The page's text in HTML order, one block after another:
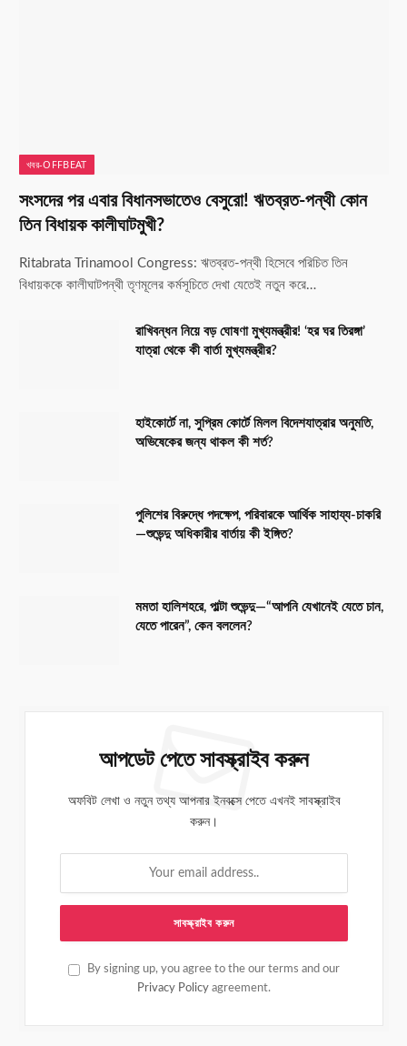
খবর-OFFBEAT
সংসদের পর এবার বিধানসভাতেও বেসুরো! ঋতব্রত-পন্থী কোন
তিন বিধায়ক কালীঘাটমুখী?
Ritabrata Trinamool Congress: ঋতব্রত-পন্থী হিসেবে পরিচিত তিন
বিধায়ককে কালীঘাটপন্থী তৃণমূলের কর্মসূচিতে দেখা যেতেই নতুন করে…
রাখিবন্ধন নিয়ে বড় ঘোষণা মুখ্যমন্ত্রীর! ‘হর ঘর তিরঙ্গা’
যাত্রা থেকে কী বার্তা মুখ্যমন্ত্রীর?
হাইকোর্টে না, সুপ্রিম কোর্টে মিলল বিদেশযাত্রার অনুমতি,
অভিষেকের জন্য থাকল কী শর্ত?
পুলিশের বিরুদ্ধে পদক্ষেপ, পরিবারকে আর্থিক সাহায্য-চাকরি
—শুভেন্দু অধিকারীর বার্তায় কী ইঙ্গিত?
মমতা হালিশহরে, পাল্টা শুভেন্দু—“আপনি যেখানেই যেতে চান,
যেতে পারেন”, কেন বললেন?
আপডেট পেতে সাবস্ক্রাইব করুন
অফবিট লেখা ও নতুন তথ্য আপনার ইনবক্সে পেতে এখনই সাবস্ক্রাইব
করুন।
By signing up, you agree to the our terms and our
Privacy Policy agreement.